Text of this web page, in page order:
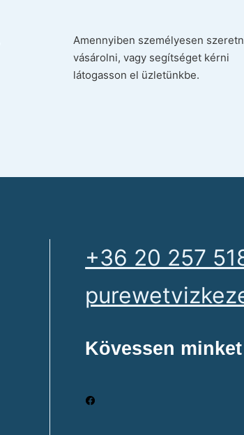
Amennyiben személyesen
vásárolni, vagy segítséget kérni
látogasson el üzletünkbe.
+36 20 257
Kövessen